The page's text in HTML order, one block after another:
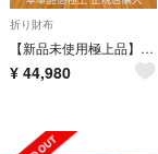
折り財布
【新品未使用極上品】RRL Double RL 高級本革コンチョレザーウォレット
¥ 44,980